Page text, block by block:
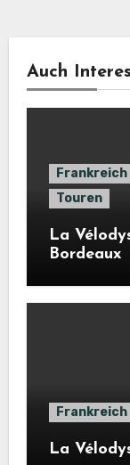
Auch
Frankreich
Touren
La
Bordeaux
Frankreich
La